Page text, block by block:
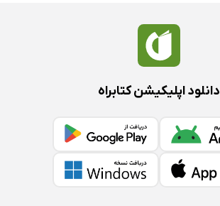
دانلود اپلیکیشن کتابراه